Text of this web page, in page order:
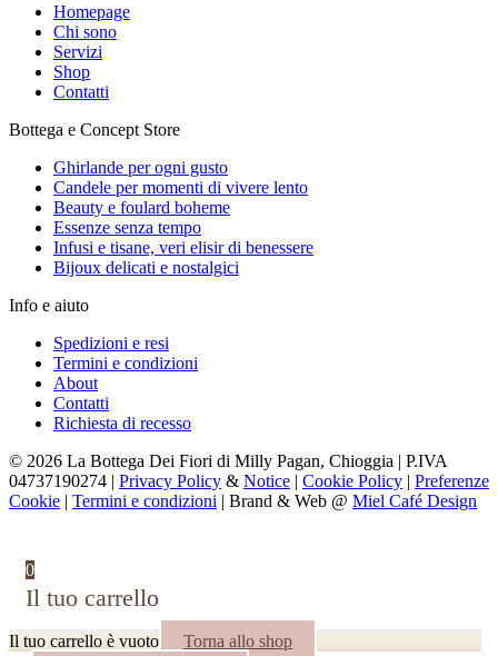
Homepage
Chi sono
Servizi
Shop
Contatti
Bottega e Concept Store
Ghirlande per ogni gusto
Candele per momenti di vivere lento
Beauty e foulard boheme
Essenze senza tempo
Infusi e tisane, veri elisir di benessere
Bijoux delicati e nostalgici
Info e aiuto
Spedizioni e resi
Termini e condizioni
About
Contatti
Richiesta di recesso
© 2026 La Bottega Dei Fiori di Milly Pagan, Chioggia | P.IVA
04737190274 | Privacy Policy & Notice | Cookie Policy | Preferenze
Cookie | Termini e condizioni | Brand & Web @ Miel Café Design
0
Il tuo carrello
Il tuo carrello è vuoto Torna allo shop